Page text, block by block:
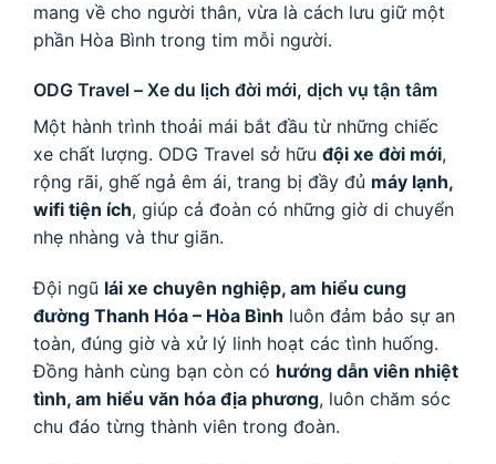
mang về cho người thân, vừa là cách lưu giữ một
phần Hòa Bình trong tim mỗi người.
ODG Travel – Xe du lịch đời mới, dịch vụ tận tâm
Một hành trình thoải mái bắt đầu từ những chiếc
xe chất lượng. ODG Travel sở hữu đội xe đời mới,
rộng rãi, ghế ngả êm ái, trang bị đầy đủ máy lạnh,
wifi tiện ích, giúp cả đoàn có những giờ di chuyển
nhẹ nhàng và thư giãn.
Đội ngũ lái xe chuyên nghiệp, am hiểu cung
đường Thanh Hóa – Hòa Bình luôn đảm bảo sự an
toàn, đúng giờ và xử lý linh hoạt các tình huống.
Đồng hành cùng bạn còn có hướng dẫn viên nhiệt
tình, am hiểu văn hóa địa phương, luôn chăm sóc
chu đáo từng thành viên trong đoàn.